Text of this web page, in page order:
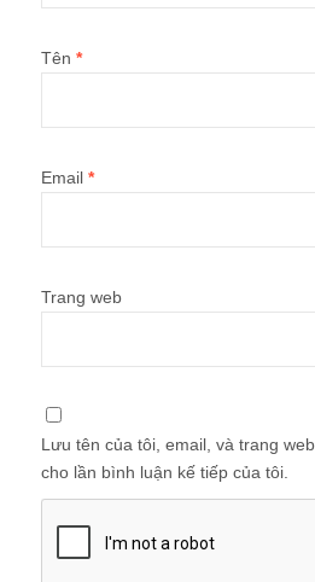
Tên *
Email *
Trang web
Lưu tên của tôi, email, và trang
cho lần bình luận kế tiếp của tôi.